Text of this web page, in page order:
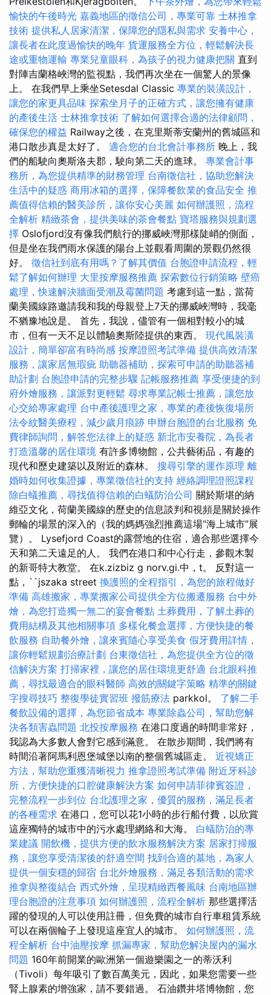
愉快的午後時光 嘉義地區的徵信公司，專業可靠 士林推拿
技術 提供私人居家清潔，保障您的隱私與需求 安養中心，
讓長者在此度過愉快的晚年 貨運服務全方位，輕鬆解決長
途或重物運輸 專業兒童眼科，為孩子的視力健康把關 直到
對陣吉蘭格峽灣的監視點，我們再次坐在一個驚人的景像
上。 在我們早上乘坐Setesdal Classic 專業的裝潢設計，
讓您的家更具品味 探索坐月子的正確方式，讓您擁有健康
的產後生活 士林推拿技術 了解如何選擇合適的法律顧問，
確保您的權益 Railway之後，在克里斯蒂安蘭州的舊城區和
港口散步真是太好了。 適合您的台北會計事務所 晚上，我
們的船駛向奧斯洛夫郡，駛向第二天的進球。 專業會計事
務所，為您提供精準的財務管理 台南徵信社，協助您解決
生活中的疑惑 商用冰箱的選擇，保障餐飲業的食品安全 推
薦值得信賴的醫美診所，讓你安心美麗 如何辦護照，流程
全解析 精緻茶會，提供美味的茶會餐點 寶塔服務與規劃選
擇 Oslofjord沒有像我們航行的挪威峽灣那樣陡峭的側面，
但是坐在我們雨水保護的陽台上並觀看周圍的景觀仍然很
好。 徵信社到底有用嗎？了解其價值 台胞證申請流程，輕
鬆了解如何辦理 大里按摩服務推薦 探索數位行銷策略 壁癌
處理，快速解決牆面受潮及霉菌問題 考慮到這一點，當荷
蘭美國線路邀請我和我的母親登上7天的挪威峽灣時，我毫
不猶豫地說是。 首先，我說，儘管有一個相對較小的城
市，但有一天不足以體驗奧斯陸提供的東西。 現代風裝潢
設計，簡單卻富有時尚感 按摩證照考試準備 提供高效清潔
服務，讓家居無瑕疵 助聽器補助，探索可申請的助聽器補
助計劃 台胞證申請的完整步驟 記帳服務推薦 享受便捷的到
府外燴服務，讓派對更輕鬆 尋求專業記帳士推薦，讓您放
心交給專家處理 台中產後護理之家，專業的產後恢復場所
法令紋醫美療程，減少歲月痕跡 申辦台胞證的台北服務 免
費律師詢問，解答您法律上的疑惑 新北市安養院，為長者
打造溫馨的居住環境 有許多博物館，公共藝術品，有趣的
現代和歷史建築以及附近的森林。 搜尋引擎的運作原理 離
婚時如何收集證據，專業徵信社的支持 經絡調理證照課程
除白蟻推薦，尋找值得信賴的白蟻防治公司 關於斯堪的納
維亞文化，荷蘭美國線的歷史的信息談判和視頻是關於操作
郵輪的場景的深入的（我的媽媽強烈推薦這場“海上城市”展
覽）。 Lysefjord Coast的露營地的住宿，適合那些選擇今
天和第二天遠足的人。 我們在港口和中心行走，參觀木製
的新哥特大教堂。 在k.zizbiz g norv.gi.中，t。 反對這一
點，``jszaka street 換護照的全程指引，為您的旅程做好
準備 高雄搬家，專業搬家公司提供全方位搬遷服務 台中外
燴，為您打造獨一無二的宴會餐點 土葬費用，了解土葬的
費用結構及其他相關事項 多樣化餐盒選擇，方便快捷的餐
飲服務 自助餐外燴，讓來賓隨心享受美食 假牙費用詳情，
讓你輕鬆規劃治療計劃 台東徵信社，為您提供全方位的徵
信解決方案 打掃家裡，讓您的居住環境更舒適 台北眼科推
薦，尋找最適合的眼科醫師 高效的關鍵字策略 精準的關鍵
字搜尋技巧 整復學徒實習班 撥筋療法 parkkol。 了解二手
餐飲設備的選擇，為您節省成本 專業除蟲公司，幫助您解
決各類害蟲問題 北投按摩服務 在港口度過的時間非常好，
我認為大多數人會對它感到滿意。 在散步期間，我們將有
時間沿著阿馬利恩堡城堡以南的整個舊城區走。 近視矯正
方法，幫助您重獲清晰視力 推拿證照考試準備 附近牙科診
所，方便快捷的口腔健康解決方案 如何申請菲律賓簽證，
完整流程一步到位 台北護理之家，優質的服務，滿足長者
的各種需求 在港口，您可以花1小時的步行船付費，以欣賞
這座獨特的城市中的污水處理網絡和大海。 白蟻防治的專
業建議 開飲機，提供方便的飲水服務解決方案 居家打掃服
務，讓您享受清潔後的舒適空間 找到合適的墓地，為家人
提供一個安穩的歸宿 台北外燴服務，滿足各類活動的需求
推拿與整復結合 西式外燴，呈現精緻西餐風味 台南地區辦
理台胞證的注意事項 如何辦護照，流程全解析 那些選擇活
躍的發現的人可以使用註冊，但免費的城市自行車租賃系統
可以在兩個輪子上發現這座宜人的城市。 如何辦護照，流
程全解析 台中油壓按摩 抓漏專家，幫助您解決屋內的漏水
問題 160年前開業的歐洲第一個遊樂園之一的蒂沃利
（Tivoli）每年吸引了數百萬美元，因此，如果您需要一些
腎上腺素的增強家，請不要錯過。 石油鑽井塔博物館，您